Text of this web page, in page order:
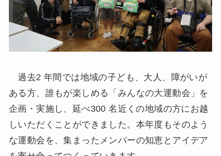
過去2 年間では地域の子ども、大人、障がいが
ある方、誰もが楽しめる「みんなの大運動会」を
企画・実施し、延べ300 名近くの地域の方にお越
しいただくことができました。本年度もそのよう
な運動会を、集まったメンバーの知恵とアイデア